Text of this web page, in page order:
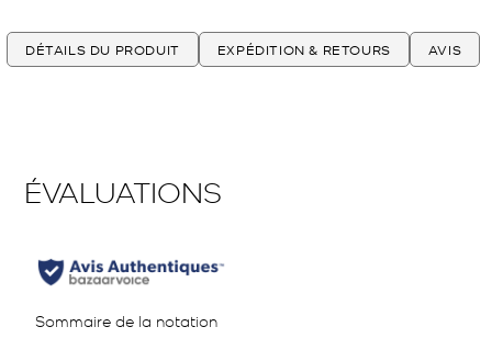
DÉTAILS DU PRODUIT EXPÉDITION & RETOURS AVIS